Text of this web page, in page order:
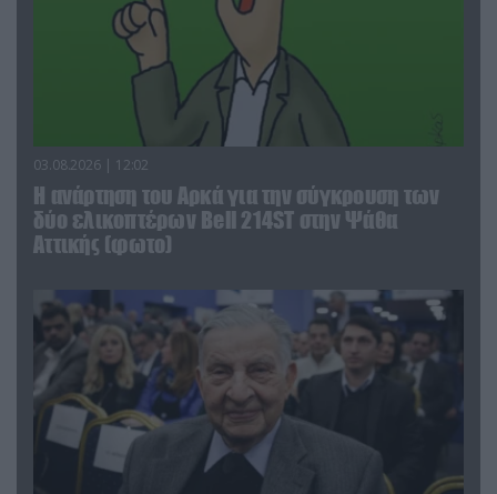
03.08.2026 | 12:02
Η ανάρτηση του Αρκά για την σύγκρουση των
δύο ελικοπτέρων Bell 214ST στην Ψάθα
Αττικής (φωτο)